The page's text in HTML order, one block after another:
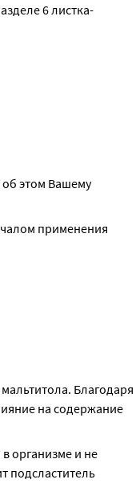
6 листка-
об этом Вашему
применения
Благодаря
на содержание
организме и не
подсластитель